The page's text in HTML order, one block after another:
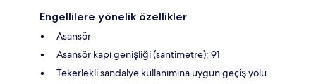
Engellilere yönelik özellikler
Asansör
Asansör kapı genişliği (santimetre): 91
Tekerlekli sandalye kullanımına uygun geçiş yolu